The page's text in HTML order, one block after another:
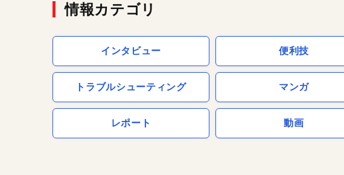
情報カテゴリ
インタビュー 便利技
トラブルシューティング マンガ
レポート 動画